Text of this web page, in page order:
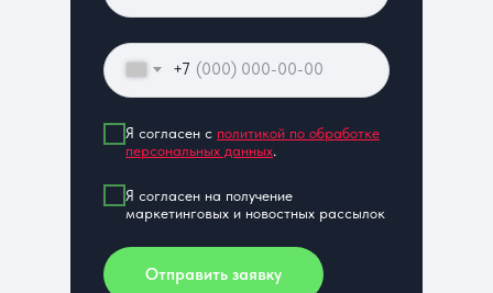
+7
Я согласен с политикой по обработке
персональных данных.
Я согласен на получение
маркетинговых и новостных рассылок
Отправить заявку